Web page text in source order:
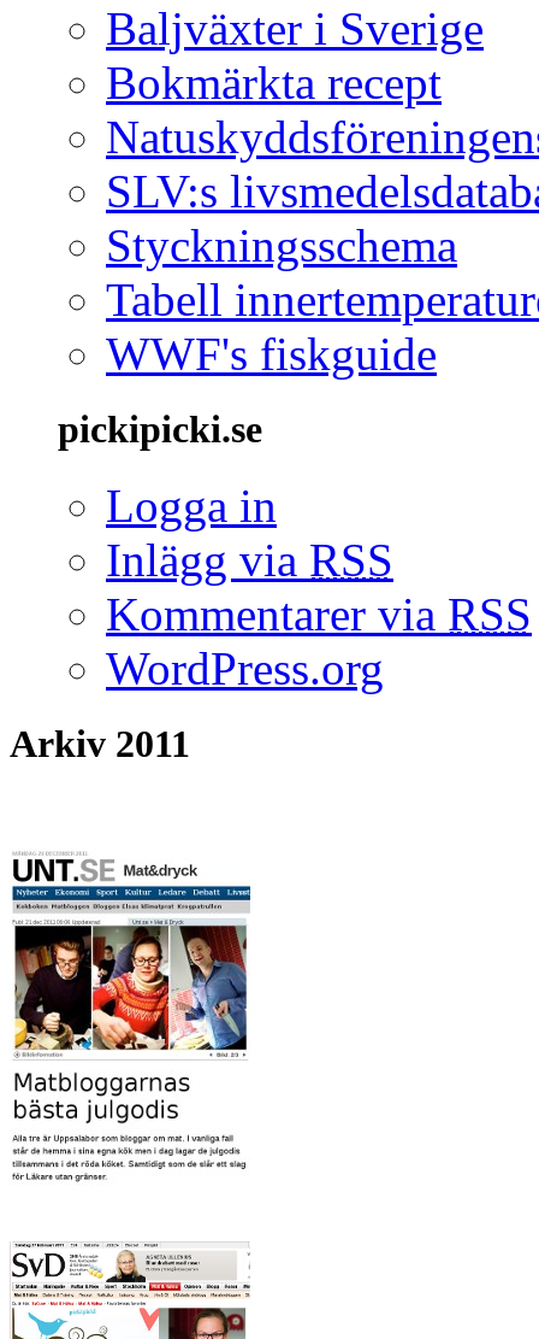
Baljväxter i Sverige
Bokmärkta recept
SLV:s
Styckningsschema
Tabell
WWF's fiskguide
pickipicki.se
Logga in
Inlägg via RSS
Kommentarer via RSS
WordPress.org
Arkiv 2011